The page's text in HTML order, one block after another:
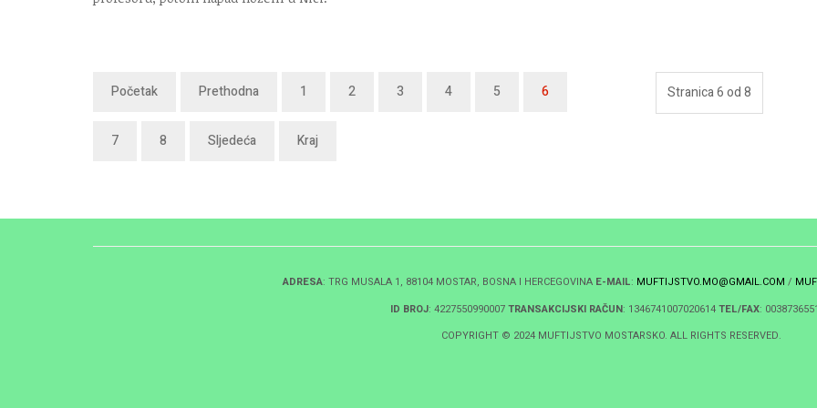
Stranica 6 od 8
Početak Prethodna 1 2 3 4 5 6
7 8 Sljedeća Kraj
ADRESA: TRG MUSALA 1, 88104 MOSTAR, BOSNA I HERCEGOVINA E-MAIL: MUFTIJSTVO.MO@GMAIL.COM /
ID BROJ: 4227550990007 TRANSAKCIJSKI RAČUN: 1346741007020614TEL/FAX:
COPYRIGHT © 2024 MUFTIJSTVO MOSTARSKO. ALL RIGHTS RESERVED.